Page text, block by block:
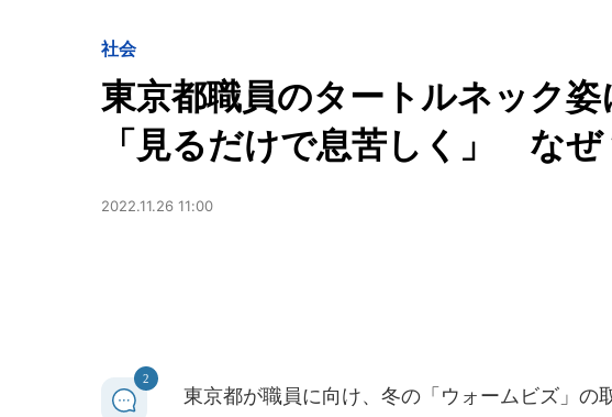
社会
東京都職員のタートルネック
「見るだけで息苦しく」 なぜ
2022.11.26 11:00
2
東京都が職員に向け、冬の「ウォームビズ」の